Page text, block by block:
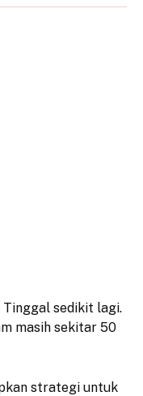
Tinggal sedikit lagi.
masih sekitar 50
strategi untuk